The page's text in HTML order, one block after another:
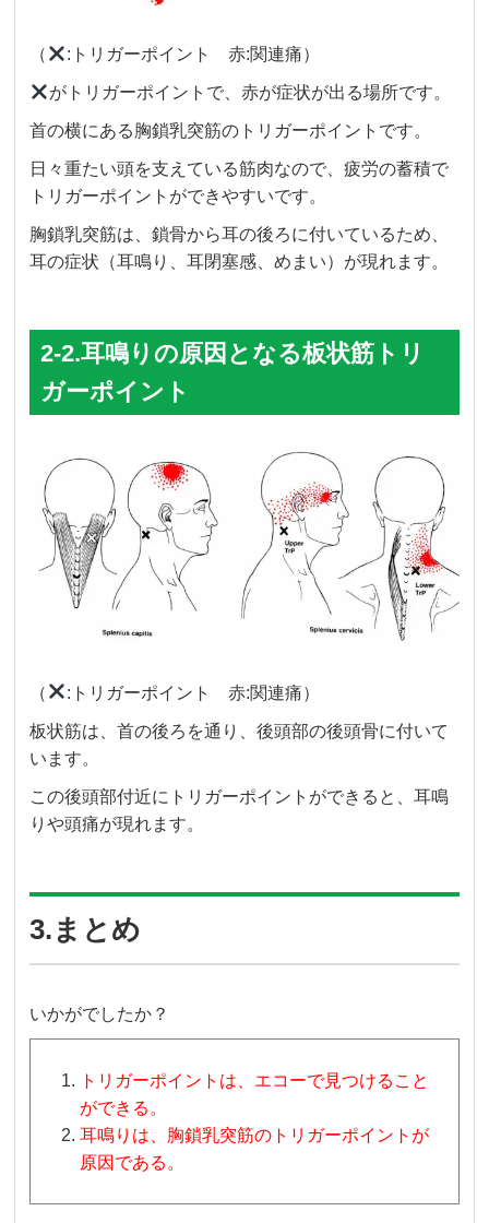
（ :トリガーポイント 赤:関連痛）
がトリガーポイントで、赤が症状が出る場所です。
首の横にある胸鎖乳突筋のトリガーポイントです。
日々重たい頭を支えている筋肉なので、疲労の蓄積で
トリガーポイントができやすいです。
胸鎖乳突筋は、鎖骨から耳の後ろに付いているため、
耳の症状（耳鳴り、耳閉塞感、めまい）が現れます。
2-2.耳鳴りの原因となる板状筋トリ
ガーポイント
（ :トリガーポイント 赤:関連痛）
板状筋は、首の後ろを通り、後頭部の後頭骨に付いて
います。
この後頭部付近にトリガーポイントができると、耳鳴
りや頭痛が現れます。
3.まとめ
いかがでしたか？
トリガーポイントは、エコーで見つけること
ができる。
耳鳴りは、胸鎖乳突筋のトリガーポイントが
原因である。